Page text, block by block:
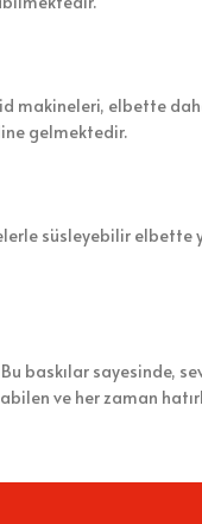
makineleri, elbette
gelmektedir.
süsleyebilir
baskılar sayesinde,
ve her zaman